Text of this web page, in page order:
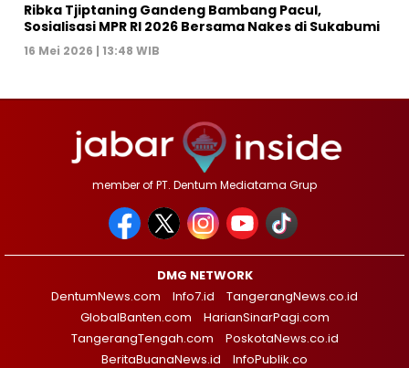
Ribka Tjiptaning Gandeng Bambang Pacul,
Sosialisasi MPR RI 2026 Bersama Nakes di Sukabumi
16 Mei 2026 | 13:48 WIB
member of PT. Dentum Mediatama Grup
DMG NETWORK
DentumNews.com
Info7.id
TangerangNews.co.id
GlobalBanten.com
HarianSinarPagi.com
TangerangTengah.com
PoskotaNews.co.id
BeritaBuanaNews.id
InfoPublik.co